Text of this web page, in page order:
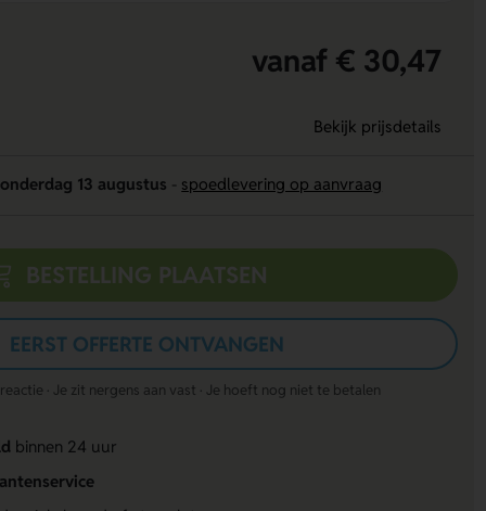
vanaf € 30,47
Bekijk prijsdetails
13 augustus spoedlevering op aanvraag
BESTELLING PLAATSEN
EERST OFFERTE ONTVANGEN
· Je zit nergens aan vast · Je hoeft nog niet te betalen
binnen 24 uur